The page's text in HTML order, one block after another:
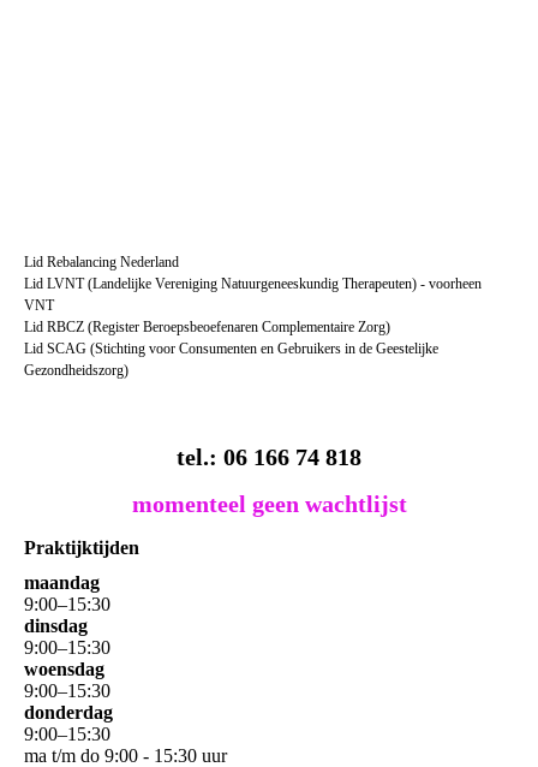
Lid Rebalancing Nederland
Lid LVNT (Landelijke Vereniging Natuurgeneeskundig Therapeuten) - voorheen
VNT
Lid RBCZ (Register Beroepsbeoefenaren Complementaire Zorg)
Lid SCAG (Stichting voor Consumenten en Gebruikers in de Geestelijke
Gezondheidszorg)
tel.: 06 166 74 818
momenteel geen wachtlijst
Praktijktijden
maandag
9:00–15:30
dinsdag
9:00–15:30
woensdag
9:00–15:30
donderdag
9:00–15:30
ma t/m do 9:00 - 15:30 uur